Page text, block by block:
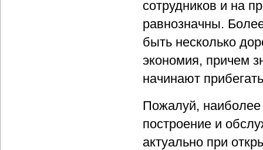
сотрудников и на
равнозначны.
быть несколько
экономия, причем
начинают
Пожалуй, наиболее
построение и
актуально при